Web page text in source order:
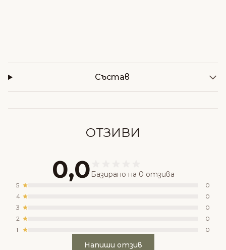
Състав
ОТЗИВИ
0,0 Базирано на 0 отзива
5
0
4
0
3
0
2
0
1
0
Напиши отзив